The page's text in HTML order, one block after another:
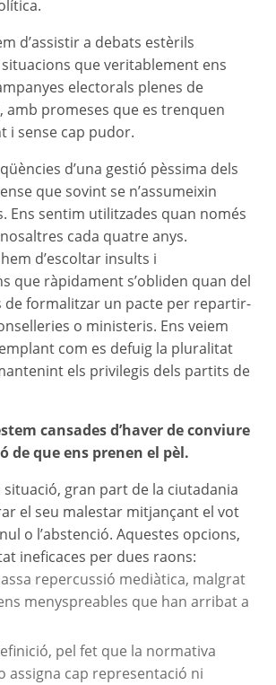
d’assistir a debats estèrils
que veritablement ens
electorals plenes de
amb promeses que es trenquen
i sense cap pudor.
d’una gestió pèssima dels
que sovint se n’assumeixin
Ens sentim utilitzades quan només
cada quatre anys.
d’escoltar insults i
que ràpidament s’obliden quan del
de formalitzar un pacte per repartir-
o ministeris. Ens veiem
com es defuig la pluralitat
els privilegis dels partits de
cansades d’haver de conviure
de que ens prenen el pèl.
situació, gran part de la ciutadania
el seu malestar mitjançant el vot
o l’abstenció. Aquestes opcions,
ineficaces per dues raons:
repercussió mediàtica, malgrat
menyspreables que han arribat a
pel fet que la normativa
assigna cap representació ni